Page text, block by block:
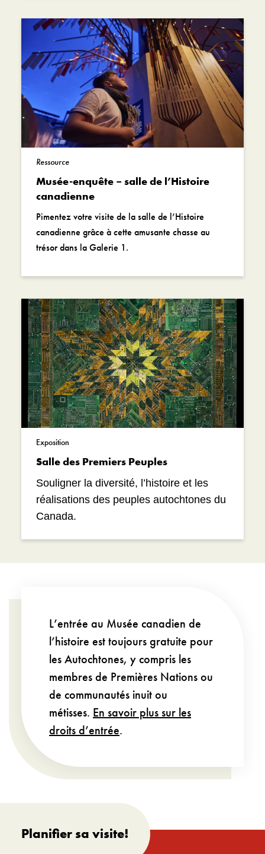
Ressource
Musée-enquête – salle de l’Histoire
canadienne
Pimentez votre visite de la salle de l’Histoire
canadienne grâce à cette amusante chasse au
trésor dans la Galerie 1.
Exposition
Salle des Premiers Peuples
Souligner la diversité, l’histoire et les
réalisations des peuples autochtones du
Canada.
L’entrée au Musée canadien de
l’histoire est toujours gratuite pour
les Autochtones, y compris les
membres de Premières Nations ou
de communautés inuit ou
métisses. En savoir plus sur les
droits d’entrée.
Planifier sa visite!